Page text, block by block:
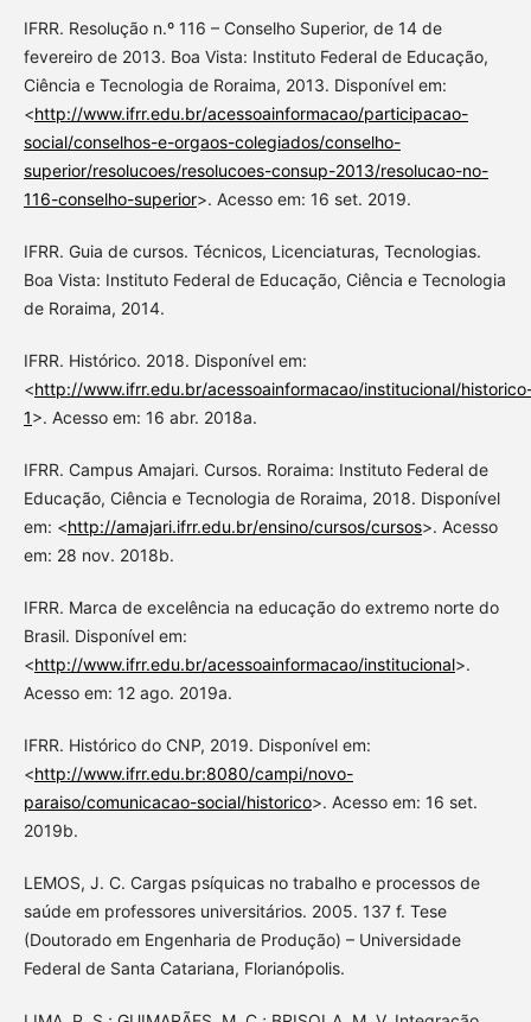
IFRR. Resolução n.º 116 – Conselho Superior, de 14 de
fevereiro de 2013. Boa Vista: Instituto Federal de Educação,
Ciência e Tecnologia de Roraima, 2013. Disponível em:
<http://www.ifrr.edu.br/acessoainformacao/participacao-
social/conselhos-e-orgaos-colegiados/conselho-
superior/resolucoes/resolucoes-consup-2013/resolucao-no-
116-conselho-superior>. Acesso em: 16 set. 2019.
IFRR. Guia de cursos. Técnicos, Licenciaturas, Tecnologias.
Boa Vista: Instituto Federal de Educação, Ciência e Tecnologia
de Roraima, 2014.
IFRR. Histórico. 2018. Disponível em:
<http://www.ifrr.edu.br/acessoainformacao/institucional/
1>. Acesso em: 16 abr. 2018a.
IFRR. Campus Amajari. Cursos. Roraima: Instituto Federal de
Educação, Ciência e Tecnologia de Roraima, 2018. Disponível
em: <http://amajari.ifrr.edu.br/ensino/cursos/cursos>. Acesso
em: 28 nov. 2018b.
IFRR. Marca de excelência na educação do extremo norte do
Brasil. Disponível em:
<http://www.ifrr.edu.br/acessoainformacao/institucional>.
Acesso em: 12 ago. 2019a.
IFRR. Histórico do CNP, 2019. Disponível em:
<http://www.ifrr.edu.br:8080/campi/novo-
paraiso/comunicacao-social/historico>. Acesso em: 16 set.
2019b.
LEMOS, J. C. Cargas psíquicas no trabalho e processos de
saúde em professores universitários. 2005. 137 f. Tese
(Doutorado em Engenharia de Produção) – Universidade
Federal de Santa Catariana, Florianópolis.